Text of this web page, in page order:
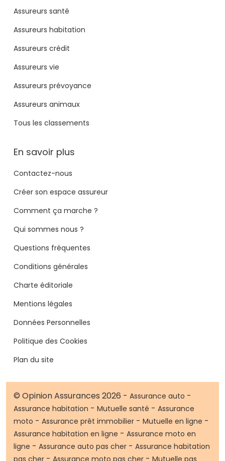
Assureurs santé
Assureurs habitation
Assureurs crédit
Assureurs vie
Assureurs prévoyance
Assureurs animaux
Tous les classements
En savoir plus
Contactez-nous
Créer son espace assureur
Comment ça marche ?
Qui sommes nous ?
Questions fréquentes
Conditions générales
Charte éditoriale
Mentions légales
Données Personnelles
Politique des Cookies
Plan du site
© Opinion Assurances 2026 - Assurance auto -
Assurance habitation - Mutuelle santé - Assurance
moto - Assurance prêt immobilier - Mutuelle en ligne -
Assurance habitation en ligne - Assurance moto en
ligne - Assurance auto pas cher - Assurance habitation
pas cher - Assurance moto pas cher - Mutuelle pas